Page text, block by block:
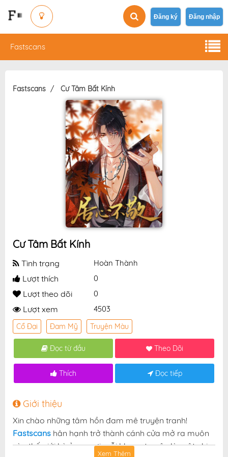
Đăng ký Đăng nhập
Fastscans
Fastscans Cư Tâm Bất Kính
Cư Tâm Bất Kính
Tình trạng Hoàn Thành
Lượt thích 0
Lượt theo dõi 0
Lượt xem 4503
Cổ Đại Đam Mỹ Truyện Màu
Đọc từ đầu Theo Dõi
Thích Đọc tiếp
Giới thiệu
Xin chào những tâm hồn đam mê truyện tranh!
Fastscans hân hạnh trở thành cánh cửa mở ra muôn
vàn thế giới kỳ ảo — nơi mỗi khung truyện là một nhịp
Xem Thêm